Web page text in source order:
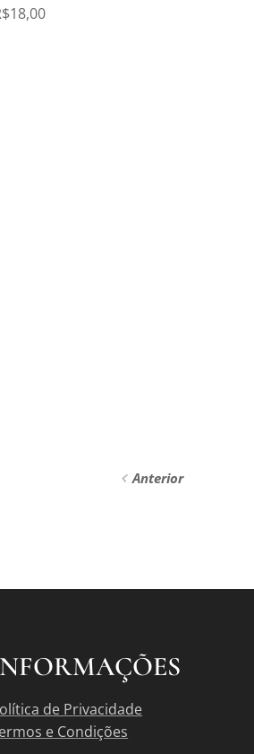
18,00
Anterior
de Privacidade
e Condições